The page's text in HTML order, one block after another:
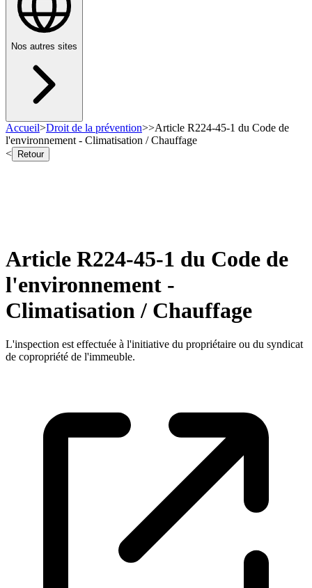
Nos autres sites
Accueil>Droit de la prévention>>Article R224-45-1 du Code de
l'environnement - Climatisation / Chauffage
<
Retour
Article R224-45-1 du Code de
l'environnement -
Climatisation / Chauffage
L'inspection est effectuée à l'initiative du propriétaire ou du syndicat
de copropriété de l'immeuble.